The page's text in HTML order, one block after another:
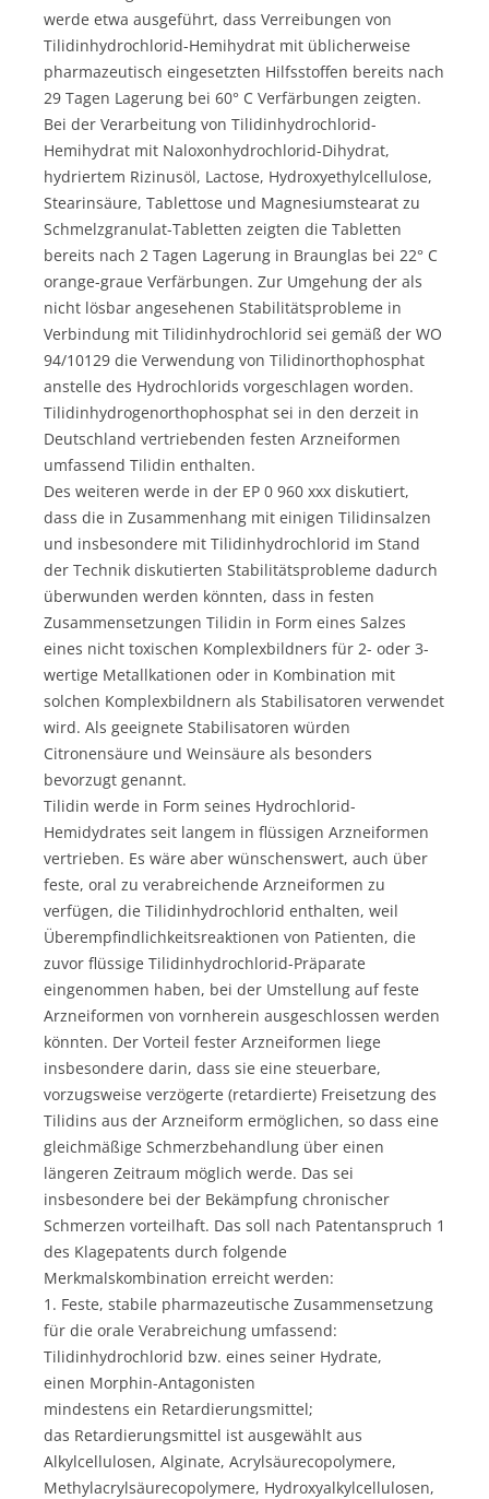
werde etwa ausgeführt, dass Verreibungen von
Tilidinhydrochlorid-Hemihydrat mit üblicherweise
pharmazeutisch eingesetzten Hilfsstoffen bereits nach
29 Tagen Lagerung bei 60° C Verfärbungen zeigten.
Bei der Verarbeitung von Tilidinhydrochlorid-
Hemihydrat mit Naloxonhydrochlorid-Dihydrat,
hydriertem Rizinusöl, Lactose, Hydroxyethylcellulose,
Stearinsäure, Tablettose und Magnesiumstearat zu
Schmelzgranulat-Tabletten zeigten die Tabletten
bereits nach 2 Tagen Lagerung in Braunglas bei 22° C
orange-graue Verfärbungen. Zur Umgehung der als
nicht lösbar angesehenen Stabilitätsprobleme in
Verbindung mit Tilidinhydrochlorid sei gemäß der WO
94/10129 die Verwendung von Tilidinorthophosphat
anstelle des Hydrochlorids vorgeschlagen worden.
Tilidinhydrogenorthophosphat sei in den derzeit in
Deutschland vertriebenden festen Arzneiformen
umfassend Tilidin enthalten.
Des weiteren werde in der EP 0 960 xxx diskutiert,
dass die in Zusammenhang mit einigen Tilidinsalzen
und insbesondere mit Tilidinhydrochlorid im Stand
der Technik diskutierten Stabilitätsprobleme dadurch
überwunden werden könnten, dass in festen
Zusammensetzungen Tilidin in Form eines Salzes
eines nicht toxischen Komplexbildners für 2- oder 3-
wertige Metallkationen oder in Kombination mit
solchen Komplexbildnern als Stabilisatoren verwendet
wird. Als geeignete Stabilisatoren würden
Citronensäure und Weinsäure als besonders
bevorzugt genannt.
Tilidin werde in Form seines Hydrochlorid-
Hemidydrates seit langem in flüssigen Arzneiformen
vertrieben. Es wäre aber wünschenswert, auch über
feste, oral zu verabreichende Arzneiformen zu
verfügen, die Tilidinhydrochlorid enthalten, weil
Überempfindlichkeitsreaktionen von Patienten, die
zuvor flüssige Tilidinhydrochlorid-Präparate
eingenommen haben, bei der Umstellung auf feste
Arzneiformen von vornherein ausgeschlossen werden
könnten. Der Vorteil fester Arzneiformen liege
insbesondere darin, dass sie eine steuerbare,
vorzugsweise verzögerte (retardierte) Freisetzung des
Tilidins aus der Arzneiform ermöglichen, so dass eine
gleichmäßige Schmerzbehandlung über einen
längeren Zeitraum möglich werde. Das sei
insbesondere bei der Bekämpfung chronischer
Schmerzen vorteilhaft. Das soll nach Patentanspruch 1
des Klagepatents durch folgende
Merkmalskombination erreicht werden:
1. Feste, stabile pharmazeutische Zusammensetzung
für die orale Verabreichung umfassend:
Tilidinhydrochlorid bzw. eines seiner Hydrate,
einen Morphin-Antagonisten
mindestens ein Retardierungsmittel;
das Retardierungsmittel ist ausgewählt aus
Alkylcellulosen, Alginate, Acrylsäurecopolymere,
Methylacrylsäurecopolymere, Hydroxyalkylcellulosen,